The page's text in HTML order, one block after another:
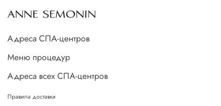
Адреса СПА-центров
Меню процедур
Адреса всех СПА-центров
Правила доставки